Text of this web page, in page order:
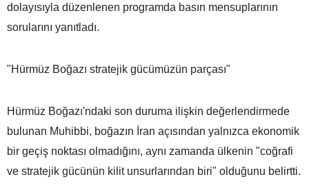
dolayısıyla düzenlenen programda basın mensuplarının
sorularını yanıtladı.
"Hürmüz Boğazı stratejik gücümüzün parçası"
Hürmüz Boğazı'ndaki son duruma ilişkin değerlendirmede
bulunan Muhibbi, boğazın İran açısından yalnızca ekonomik
bir geçiş noktası olmadığını, aynı zamanda ülkenin "coğrafi
ve stratejik gücünün kilit unsurlarından biri" olduğunu belirtti.